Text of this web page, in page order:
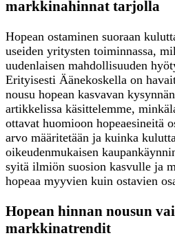
markkinahinnat tarjolla
Hopean ostaminen suoraan
useiden yritysten toiminnassa,
uudenlaisen mahdollisuuden
Erityisesti Äänekoskella on
nousu hopean kasvavan
artikkelissa käsittelemme,
ottavat huomioon hopeaesineitä
arvo määritetään ja kuinka
oikeudenmukaisen
syitä ilmiön suosion kasvulle ja
hopeaa myyvien kuin ostavien
Hopean hinnan nousun
markkinatrendit